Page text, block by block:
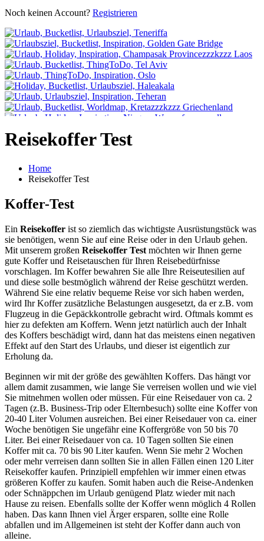
Noch keinen Account? Registrieren
Reisekoffer Test
Home
Reisekoffer Test
Koffer-Test
Ein Reisekoffer ist so ziemlich das wichtigste Ausrüstungstück was
sie benötigen, wenn Sie auf eine Reise oder in den Urlaub gehen.
Mit unserem großen Reisekoffer Test möchten wir Ihnen gerne
gute Koffer und Reisetauschen für Ihren Reisebedürfnisse
vorschlagen. Im Koffer bewahren Sie alle Ihre Reiseutesilien auf
und diese solle bestmöglich während der Reise geschützt werden.
Während Sie eine relativ bequeme Reise vor sich haben werden,
wird Ihr Koffer zusätzliche Belastungen ausgesetzt, da er z.B. vom
Flugzeug in die Gepäckkontrolle gebracht wird. Oftmals kommt es
hier zu defekten am Koffern. Wenn jetzt natürlich auch der Inhalt
des Koffers beschädigt wird, dann hat das meistens einen negativen
Effekt auf den Start des Urlaubs, und dieser ist eigentlich zur
Erholung da.
Beginnen wir mit der größe des gewählten Koffers. Das hängt vor
allem damit zusammen, wie lange Sie verreisen wollen und wie viel
Sie mitnehmen wollen oder müssen. Für eine Reisedauer von ca. 2
Tagen (z.B. Business-Trip oder Elternbesuch) sollte eine Koffer von
20-40 Liter Volumen ausreichen. Bei einer Reisedauer von ca. einer
Woche benötigen Sie ungefähr eine Koffergröße von 50 bis 70
Liter. Bei einer Reisedauer von ca. 10 Tagen sollten Sie einen
Koffer mit ca. 70 bis 90 Liter kaufen. Wenn Sie mehr 2 Wochen
oder mehr verreisen dann sollten Sie in allen Fällen einen 120 Liter
Reisekoffer kaufen. Prinzipiell empfehlen wir immer einen etwas
größeren Koffer zu kaufen. Somit haben auch die Reise-Andenken
oder Schnäppchen im Urlaub genügend Platz wieder mit nach
Hause zu reisen. Ebenfalls sollte der Koffer wenn möglich 4 Rollen
haben. Das kann Ihnen viel Ärger ersparen, sollte eine Rolle
abfallen und im Allgemeinen ist steht der Koffer dann auch von
alleine.